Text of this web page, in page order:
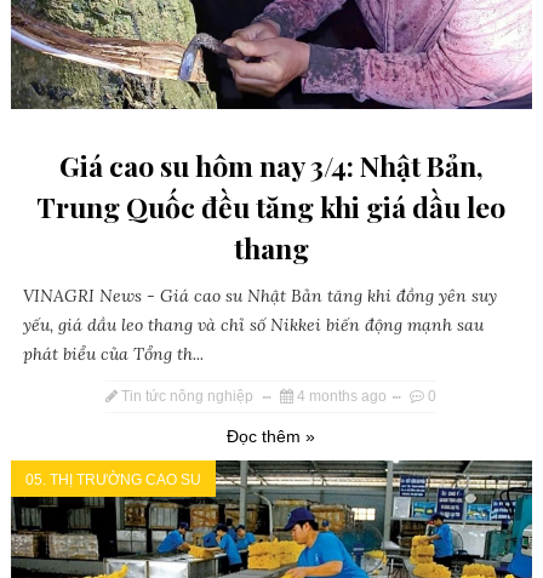
Giá cao su hôm nay 3/4: Nhật Bản,
Trung Quốc đều tăng khi giá dầu leo
thang
VINAGRI News - Giá cao su Nhật Bản tăng khi đồng yên suy
yếu, giá dầu leo thang và chỉ số Nikkei biến động mạnh sau
phát biểu của Tổng th...
Tin tức nông nghiệp 4 months ago 0
Đọc thêm »
05. THỊ TRƯỜNG CAO SU